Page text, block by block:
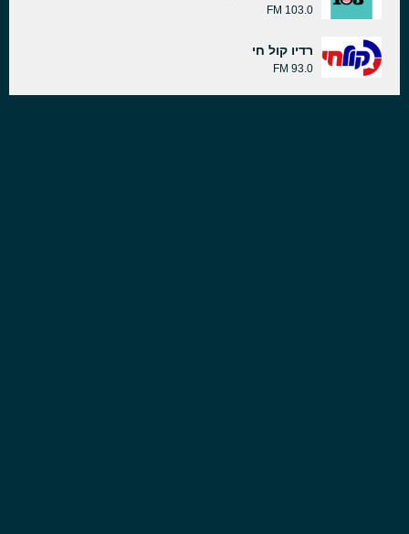
103.0 FM
רדיו קול חי
93.0 FM